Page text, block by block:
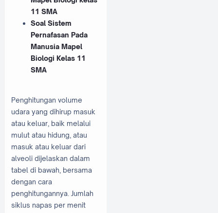
11 SMA
Soal Sistem
Pernafasan Pada
Manusia Mapel
Biologi Kelas 11
SMA
Penghitungan volume
udara yang dihirup masuk
atau keluar, baik melalui
mulut atau hidung, atau
masuk atau keluar dari
alveoli dijelaskan dalam
tabel di bawah, bersama
dengan cara
penghitungannya. Jumlah
siklus napas per menit